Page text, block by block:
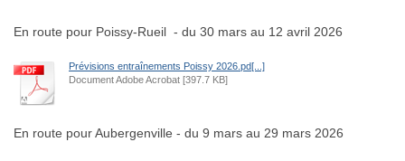
En route pour Poissy-Rueil - du 30 mars au 12 avril 2026
Prévisions entraînements Poissy 2026.pd[...]
Document Adobe Acrobat [397.7 KB]
En route pour Aubergenville - du 9 mars au 29 mars 2026